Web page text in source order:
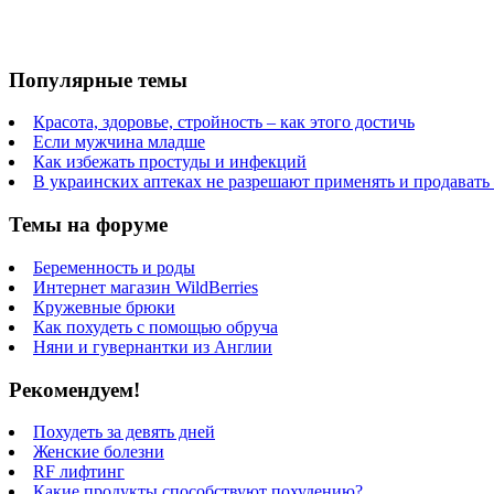
Популярные темы
Красота, здоровье, стройность – как этого достичь
Если мужчина младше
Как избежать простуды и инфекций
В украинских аптеках не разрешают применять и продавать
Темы на форуме
Беременность и роды
Интернет магазин WildBerries
Кружевные брюки
Как похудеть с помощью обруча
Няни и гувернантки из Англии
Рекомендуем!
Похудеть за девять дней
Женские болезни
RF лифтинг